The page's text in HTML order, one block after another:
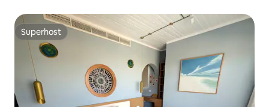
Superhost
Superhost